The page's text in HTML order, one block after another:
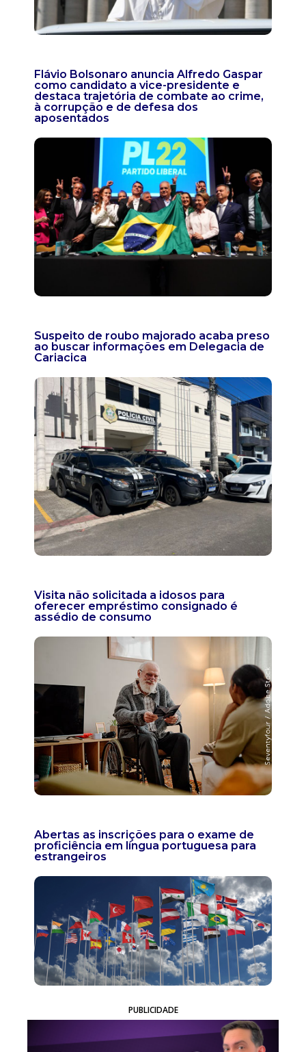
Flávio Bolsonaro anuncia Alfredo Gaspar
como candidato a vice-presidente e
destaca trajetória de combate ao crime,
à corrupção e de defesa dos
aposentados
Suspeito de roubo majorado acaba preso
ao buscar informações em Delegacia de
Cariacica
Visita não solicitada a idosos para
oferecer empréstimo consignado é
assédio de consumo
Abertas as inscrições para o exame de
proficiência em língua portuguesa para
estrangeiros
PUBLICIDADE